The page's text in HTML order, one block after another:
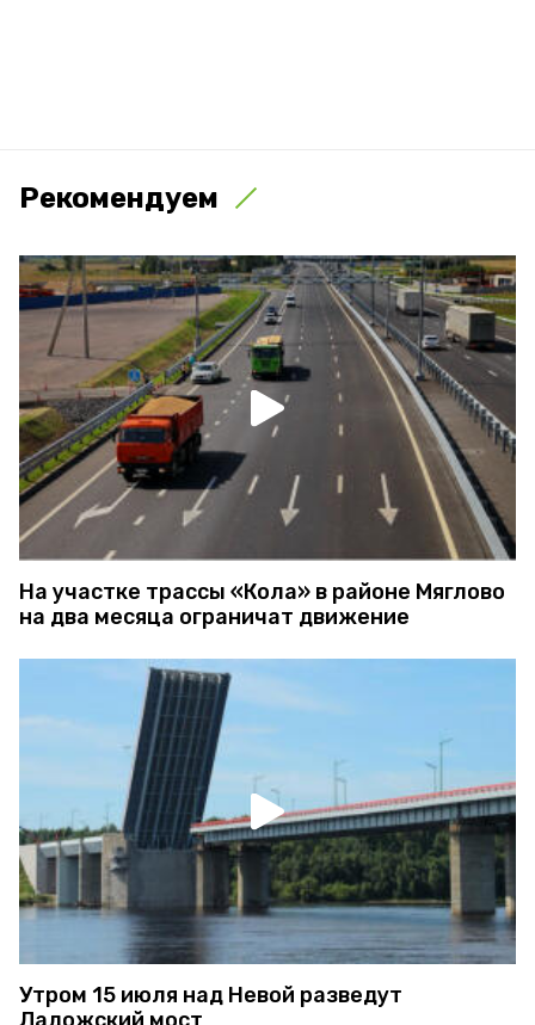
Рекомендуем
На участке трассы «Кола» в районе Мяглово
на два месяца ограничат движение
Утром 15 июля над Невой разведут